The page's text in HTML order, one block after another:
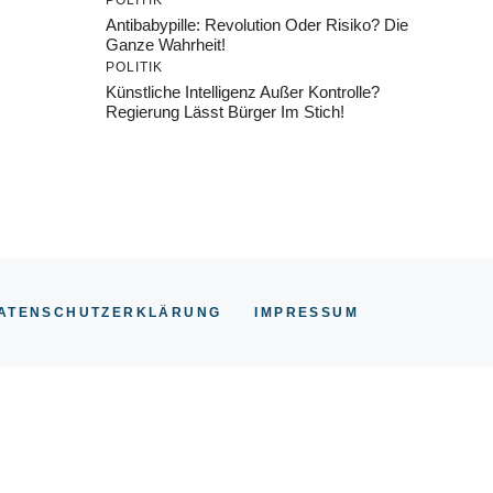
Antibabypille: Revolution Oder Risiko? Die
Ganze Wahrheit!
POLITIK
Künstliche Intelligenz Außer Kontrolle?
Regierung Lässt Bürger Im Stich!
IMPRESSU M